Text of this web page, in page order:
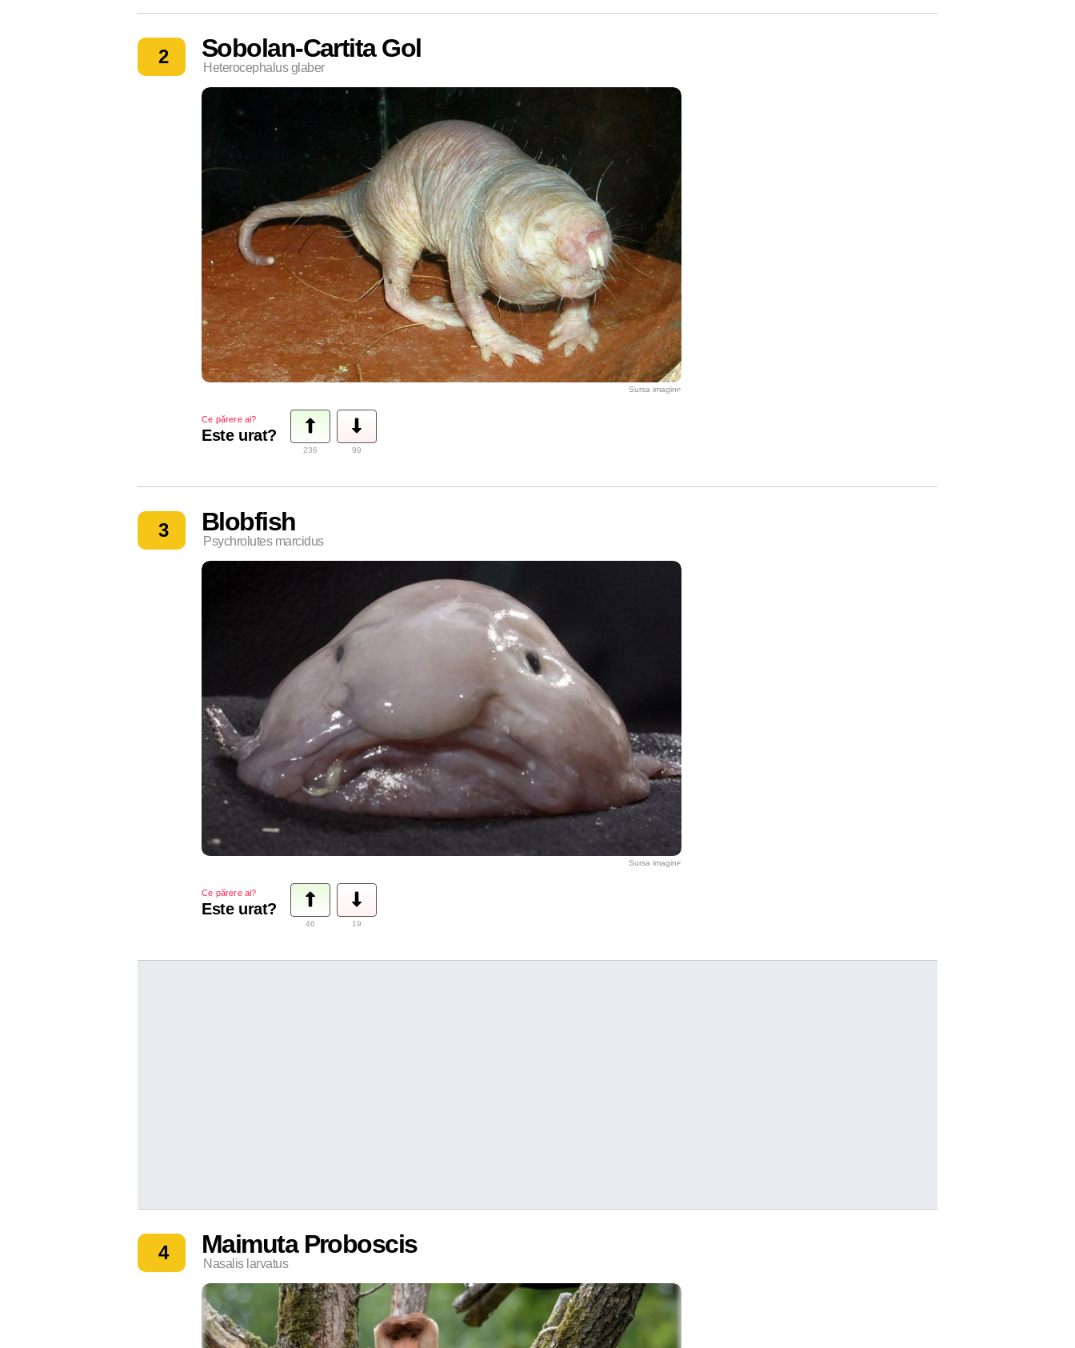
2 Sobolan-Cartita Gol
Heterocephalus glaber
Sursa imagine
Ce părere ai?
Este urat?
236 99
3 Blobfish
Psychrolutes marcidus
Sursa imagine
Ce părere ai?
Este urat?
46 19
4 Maimuta Proboscis
Nasalis larvatus